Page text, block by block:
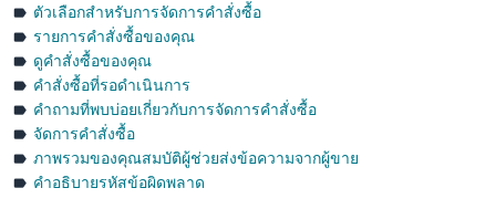
Deutsch
- DE
Português
- BR
中
文
ตัวเลือกสำหรับการจัดการคำสั่งซื้อ
รายการคำสั่งซื้อของคุณ
ดูคำสั่งซื้อของคุณ
คำสั่งซื้อที่รอดำเนินการ
คำถามที่พบบ่อยเกี่ยวกับการจัดการคำสั่งซื้อ
จัดการคำสั่งซื้อ
ภาพรวมของคุณสมบัติผู้ช่วยส่งข้อความจากผู้ขาย
คำอธิบายรหัสข้อผิดพลาด